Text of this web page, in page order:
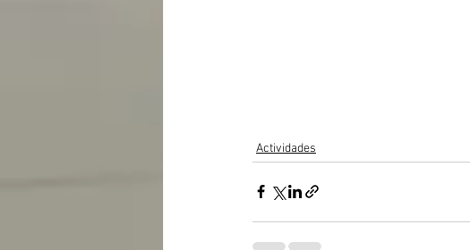
Actividades